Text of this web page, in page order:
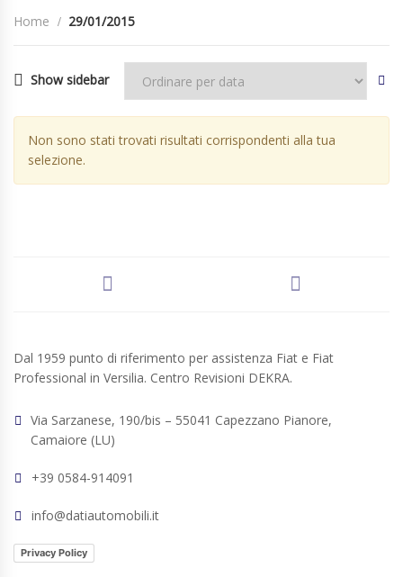
Home 29/01/2015
Show sidebar
Non sono stati trovati risultati corrispondenti alla tua
selezione.
Dal 1959 punto di riferimento per assistenza Fiat e Fiat
Professional in Versilia. Centro Revisioni DEKRA.
Via Sarzanese, 190/bis – 55041 Capezzano Pianore,
Camaiore (LU)
+39 0584-914091
info@datiautomobili.it
Privacy Policy